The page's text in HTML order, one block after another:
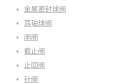
金属密封球阀
耳轴球阀
闸阀
截止阀
止回阀
针阀